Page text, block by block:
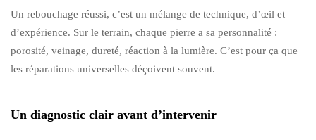
Un rebouchage réussi, c’est un mélange de technique, d’œil et
d’expérience. Sur le terrain, chaque pierre a sa personnalité :
porosité, veinage, dureté, réaction à la lumière. C’est pour ça que
les réparations universelles déçoivent souvent.
Un diagnostic clair avant d’intervenir